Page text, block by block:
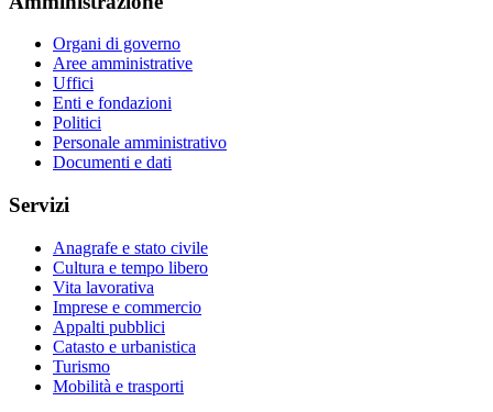
Organi di governo
Aree amministrative
Uffici
Enti e fondazioni
Politici
Personale amministrativo
Documenti e dati
Servizi
Anagrafe e stato civile
Cultura e tempo libero
Vita lavorativa
Imprese e commercio
Appalti pubblici
Catasto e urbanistica
Turismo
Mobilità e trasporti